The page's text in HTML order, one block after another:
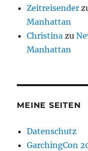
Zeitreisender
Manhattan
Christina zu
Manhattan
MEINE SEITEN
Datenschutz
GarchingCon